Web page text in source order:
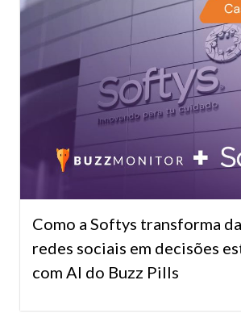
Como a Softys transforma
redes sociais em decisões
com AI do Buzz Pills